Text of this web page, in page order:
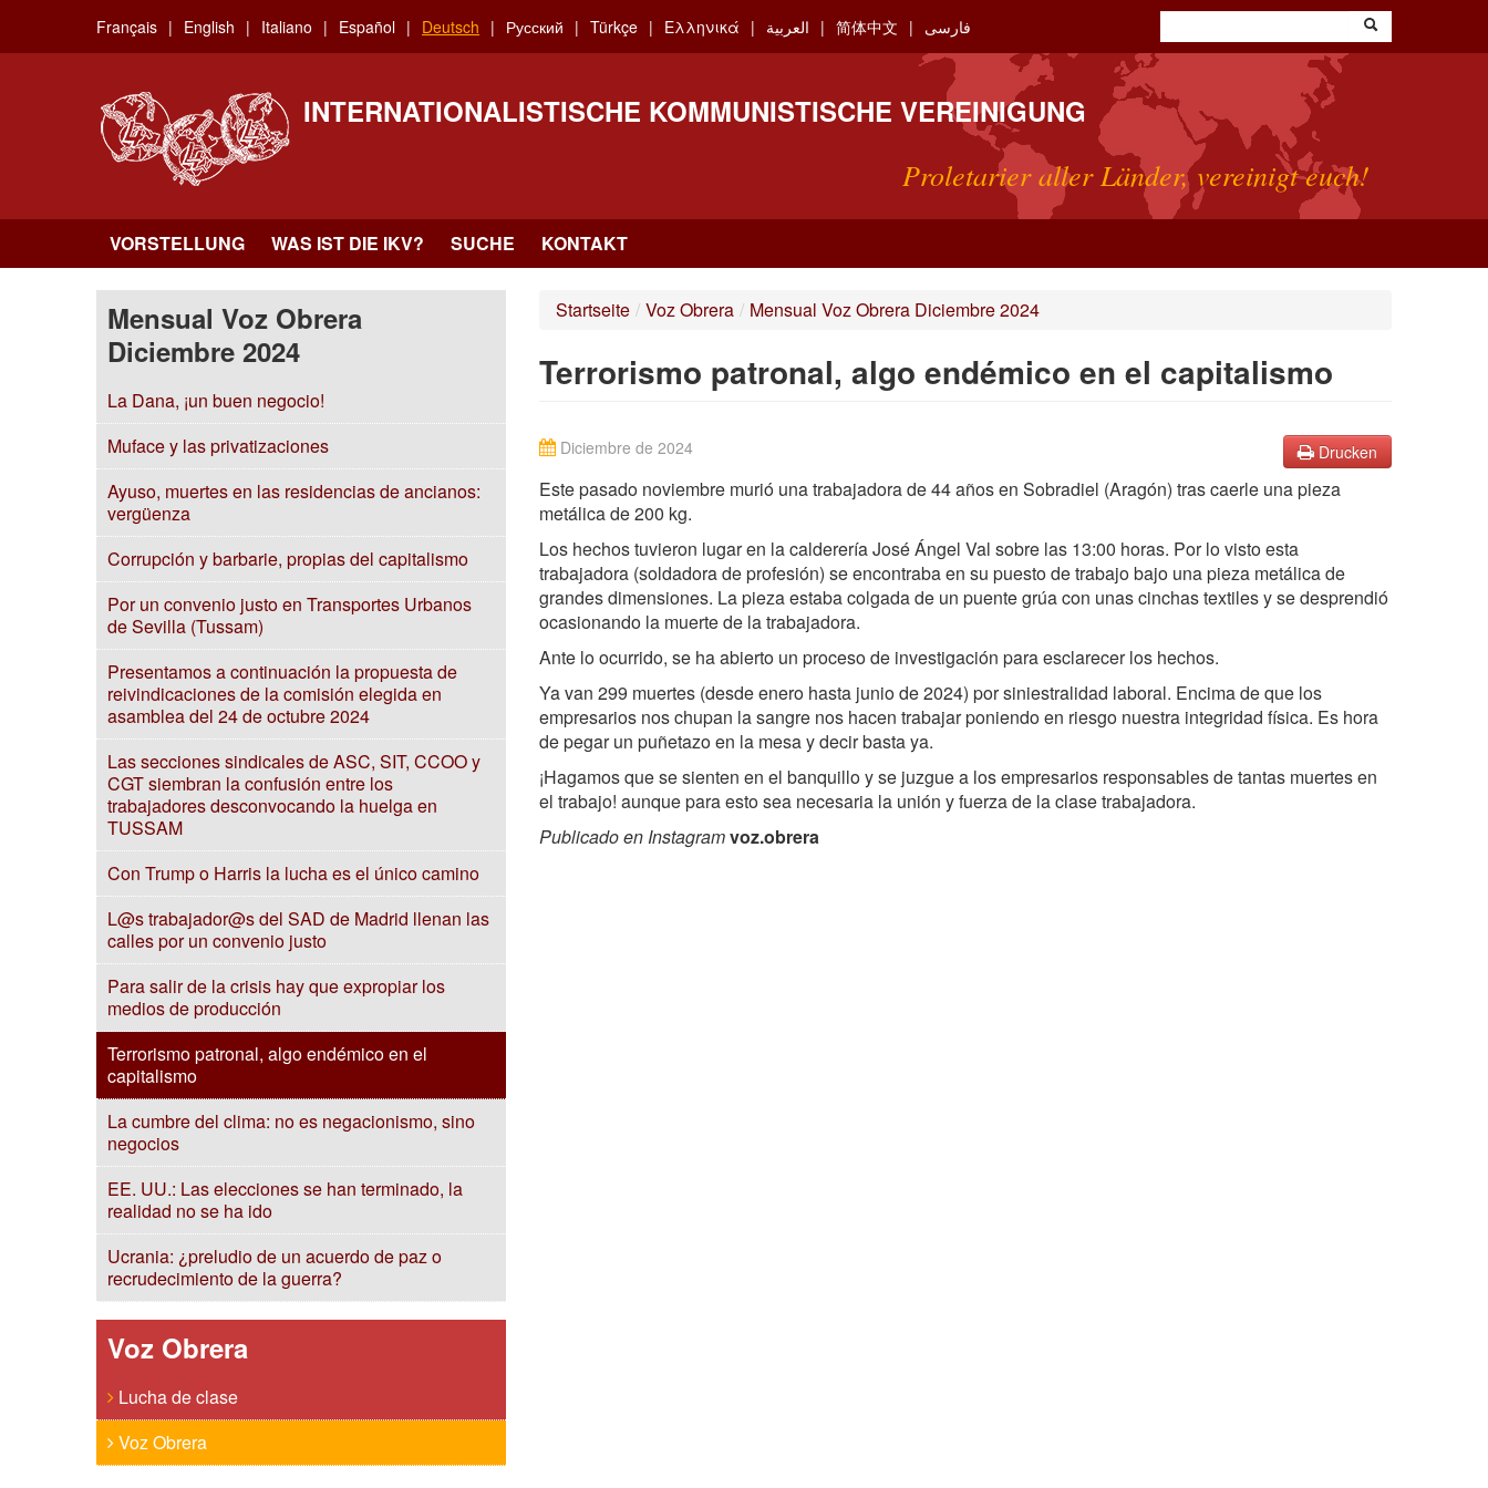
main
Français English Italiano Español Deutsch Русский Türkçe Ελληνικά العربية 简体中文 فارسی
INTERNATIONALISTISCHE KOMMUNISTISCHE VEREINIGUNG
Proletarier aller Länder, vereinigt euch!
VORSTELLUNG WAS IST DIE IKV? SUCHE KONTAKT
Mensual Voz Obrera
Diciembre 2024
La Dana, ¡un buen negocio!
Muface y las privatizaciones
Ayuso, muertes en las residencias de ancianos:
vergüenza
Corrupción y barbarie, propias del capitalismo
Por un convenio justo en Transportes Urbanos
de Sevilla (Tussam)
Presentamos a continuación la propuesta de
reivindicaciones de la comisión elegida en
asamblea del 24 de octubre 2024
Las secciones sindicales de ASC, SIT, CCOO y
CGT siembran la confusión entre los
trabajadores desconvocando la huelga en
TUSSAM
Con Trump o Harris la lucha es el único camino
L@s trabajador@s del SAD de Madrid llenan las
calles por un convenio justo
Para salir de la crisis hay que expropiar los
medios de producción
Terrorismo patronal, algo endémico en el
capitalismo
La cumbre del clima: no es negacionismo, sino
negocios
EE. UU.: Las elecciones se han terminado, la
realidad no se ha ido
Ucrania: ¿preludio de un acuerdo de paz o
recrudecimiento de la guerra?
Voz Obrera
Lucha de clase
Voz Obrera
Startseite / Voz Obrera / Mensual Voz Obrera Diciembre 2024
Terrorismo patronal, algo endémico en el capitalismo
Drucken
Diciembre de 2024
Este pasado noviembre murió una trabajadora de 44 años en Sobradiel (Aragón) tras caerle una pieza
metálica de 200 kg.
Los hechos tuvieron lugar en la calderería José Ángel Val sobre las 13:00 horas. Por lo visto esta
trabajadora (soldadora de profesión) se encontraba en su puesto de trabajo bajo una pieza metálica de
grandes dimensiones. La pieza estaba colgada de un puente grúa con unas cinchas textiles y se desprendió
ocasionando la muerte de la trabajadora.
Ante lo ocurrido, se ha abierto un proceso de investigación para esclarecer los hechos.
Ya van 299 muertes (desde enero hasta junio de 2024) por siniestralidad laboral. Encima de que los
empresarios nos chupan la sangre nos hacen trabajar poniendo en riesgo nuestra integridad física. Es hora
de pegar un puñetazo en la mesa y decir basta ya.
¡Hagamos que se sienten en el banquillo y se juzgue a los empresarios responsables de tantas muertes en
el trabajo! aunque para esto sea necesaria la unión y fuerza de la clase trabajadora.
Publicado en Instagramvoz.obrera